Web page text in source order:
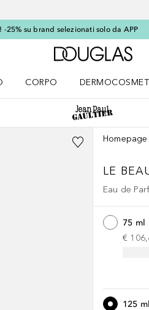
-25% su brand selezionati solo da APP
A
CORPO
Homepage
LE
Eau de
75 ml
€
125 ml